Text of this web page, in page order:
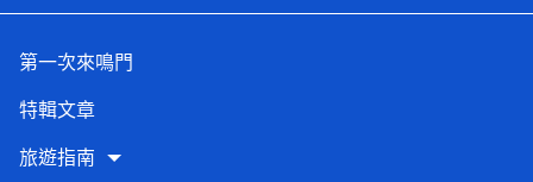
第一次來鳴門
特輯文章
旅遊指南